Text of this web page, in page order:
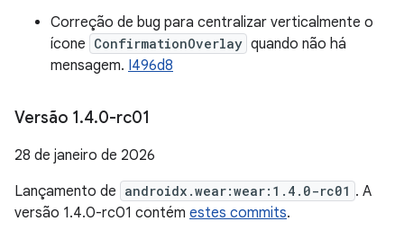
Correção de bug para centralizar verticalmente o
ícone ConfirmationOverlay quando não há
mensagem. I496d8
Versão 1.4.0-rc01
28 de janeiro de 2026
Lançamento de androidx.wear:wear:1.4.0-rc01 . A
versão 1.4.0-rc01 contém estes commits.